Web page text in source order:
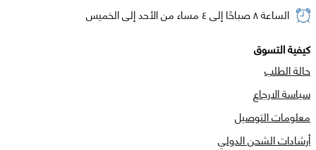
الساعة ٨ صباحًا إلى ٤ مساء من الأحد إلى الخميس
كيفية التسوق
حالة الطلب
سياسة الارجاع
معلومات التوصيل
أرشادات الشحن الدولي